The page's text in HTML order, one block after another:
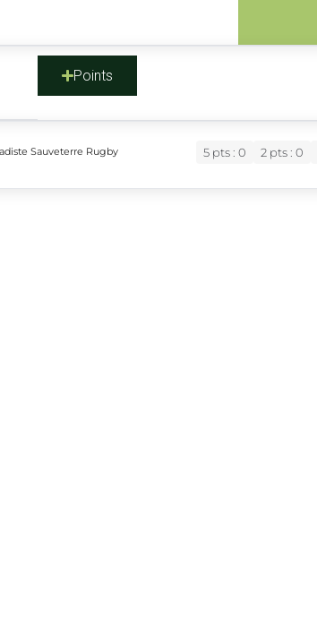
Points
5 pts : 0 2 pts : 0
Sauveterre Rugby